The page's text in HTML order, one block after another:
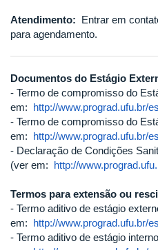
Atendimento: Entrar em
para agendamento.
Documentos do Estágio
- Termo de compromisso do
em: http://www.prograd.ufu.br/
- Termo de compromisso do
em: http://www.prograd.ufu.br/
- Declaração de Condições
(ver em: http://
Termos para extensão ou
- Termo aditivo de estágio
em: http://www.prograd.ufu.br/
- Termo aditivo de estágio